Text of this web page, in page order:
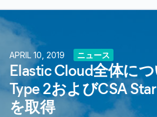
APRIL 10, 2019 ニュース
Elastic Cloud全体に
Type 2およびCSA
を取得